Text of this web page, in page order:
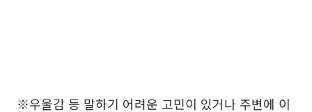
※우울감 등 말하기 어려운 고민이 있거나 주변에 이